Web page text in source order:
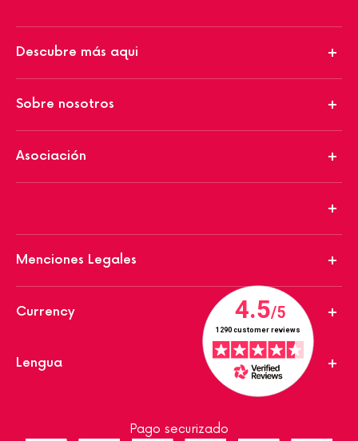
Descubre más aqui
Sobre nosotros
Asociación
Menciones Legales
Currency
Lengua
Pago securizado